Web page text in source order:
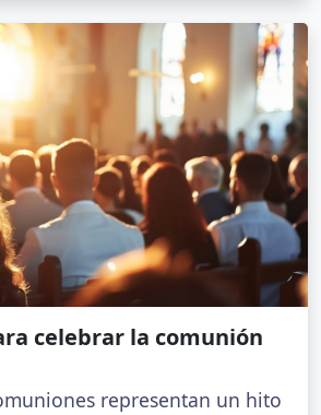
celebrar la comunión
representan un hito